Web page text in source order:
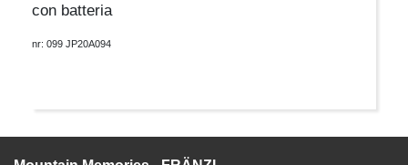
con batteria
nr: 099 JP20A094